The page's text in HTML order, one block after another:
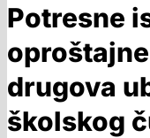
Potresne
drugova
školskog